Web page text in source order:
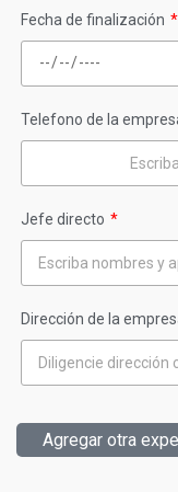
Fecha de finalización
Telefono de la
Jefe directo
Dirección de la
Agregar otra